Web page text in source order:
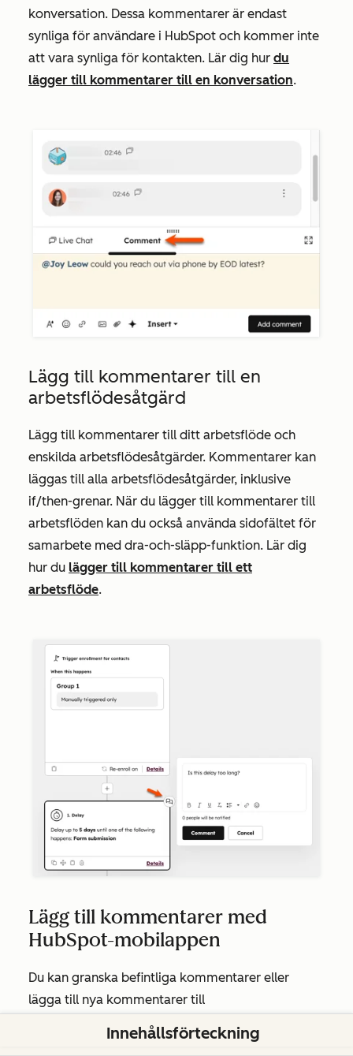
konversation. Dessa kommentarer är endast
synliga för användare i HubSpot och kommer inte
att vara synliga för kontakten. Lär dig hur du
lägger till kommentarer till en konversation.
Lägg till kommentarer till en
arbetsflödesåtgärd
Lägg till kommentarer till ditt arbetsflöde och
enskilda arbetsflödesåtgärder. Kommentarer kan
läggas till alla arbetsflödesåtgärder, inklusive
if/then-grenar. När du lägger till kommentarer till
arbetsflöden kan du också använda sidofältet för
samarbete med dra-och-släpp-funktion. Lär dig
hur du lägger till kommentarer till ett
arbetsflöde.
Lägg till kommentarer med
HubSpot-mobilappen
Du kan granska befintliga kommentarer eller
lägga till nya kommentarer till
i HubSpot-mobilappen:
Innehållsförteckning